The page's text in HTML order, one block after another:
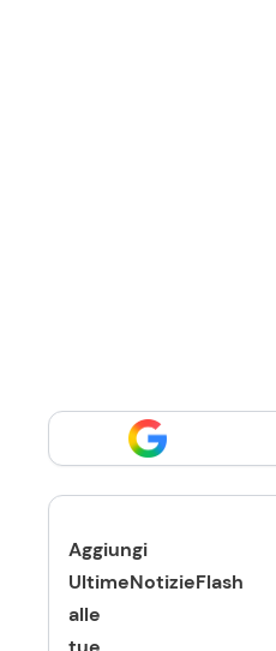
Aggiungi
UltimeNotizieFlash
alle